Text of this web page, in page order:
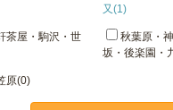
又(1)
茶屋・駒沢・世
秋葉原・
坂・後楽園・
原(0)